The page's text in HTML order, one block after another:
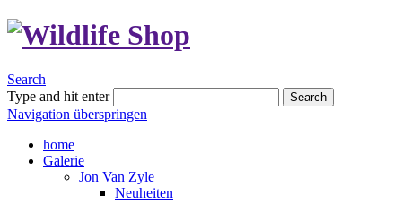
Search
Type and hit enter
Search
Navigation überspringen
home
Galerie
Jon Van Zyle
Neuheiten